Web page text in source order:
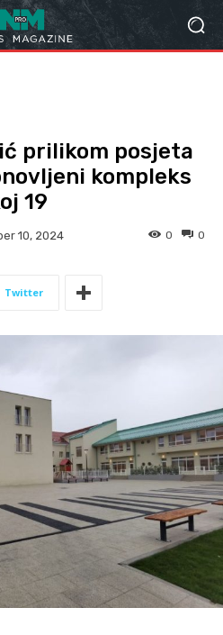
prilikom posjeta
kompleks
19
10, 2024 0
0
Twitter